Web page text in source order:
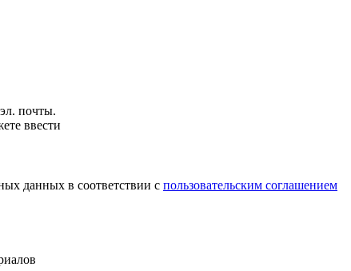
почты.
ввести
данных в соответствии с пользовательским соглашением